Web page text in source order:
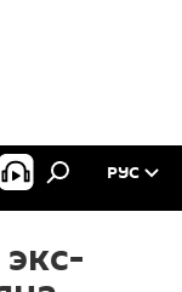
РУС